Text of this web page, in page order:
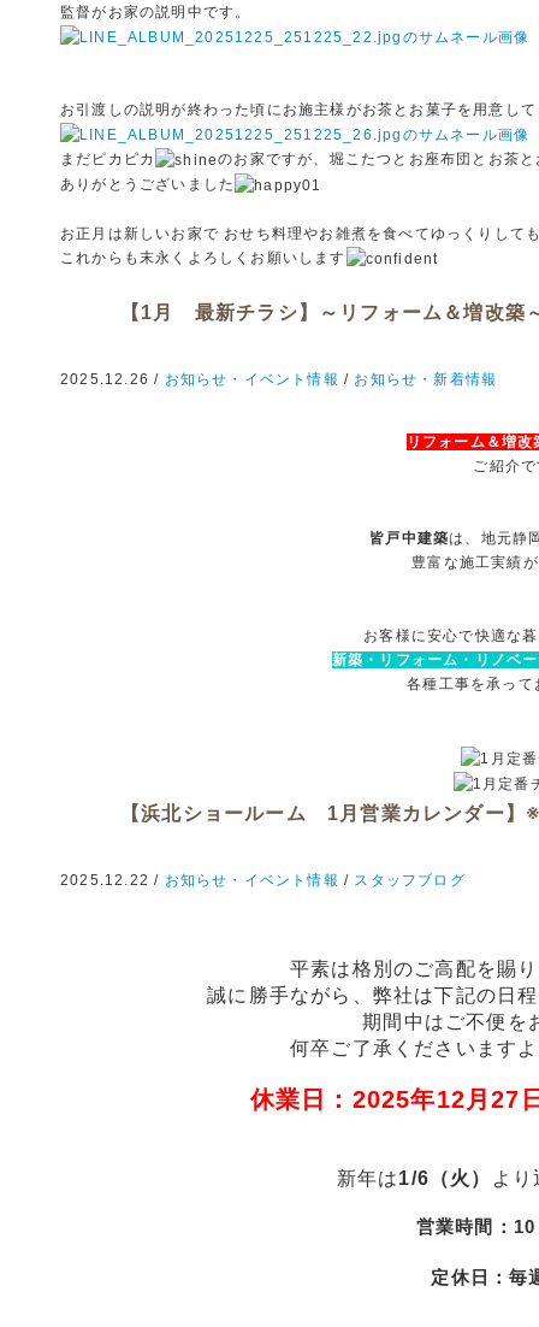
監督がお家の説明中です。
お引渡しの説明が終わった頃にお施主様がお茶とお菓子を用意し
まだピカピカ
のお家ですが、堀こたつとお座布団とお茶
ありがとうございました
お正月は新しいお家で おせち料理やお雑煮を食べてゆっくりして
これからも末永くよろしくお願いします
【1月 最新チラシ】～リフォーム＆増改築
2025.12.26 / お知らせ・イベント情報 / お知らせ・新着情報
リフォーム＆増
ご紹介
皆戸中建築は、地元静
豊富な施工実績
お客様に安心で快適な
新築・リフォーム・リノベ
各種工事を承って
【浜北ショールーム 1月営業カレンダー】
2025.12.22 / お知らせ・イベント情報 / スタッフブログ
平素は格別のご高配を賜
誠に勝手ながら、弊社は下記の日
期間中はご不便を
何卒ご了承くださいます
休業日：2025年12月27
新年は1/6（火） よ
営業時間：
定休日：毎